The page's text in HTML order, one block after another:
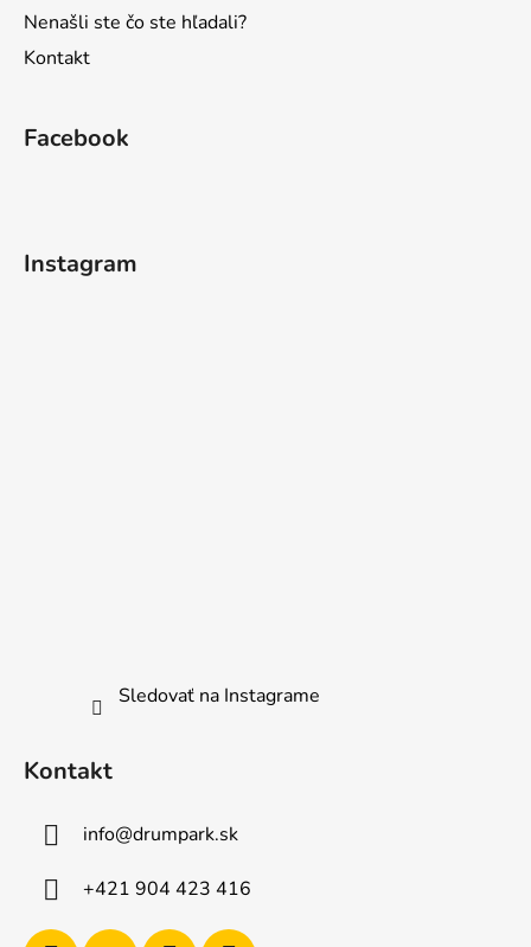
Nenašli ste čo ste hľadali?
Kontakt
Facebook
Instagram
Sledovať na Instagrame
Kontakt
info@drumpark.sk
+421 904 423 416